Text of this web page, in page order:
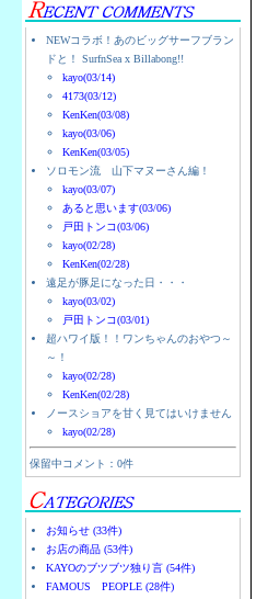
NEWコラボ！あのビッグサーフブラン
ドと！ SurfnSea x Billabong!!
kayo(03/14)
4173(03/12)
KenKen(03/08)
kayo(03/06)
KenKen(03/05)
ソロモン流 山下マヌーさん編！
kayo(03/07)
あると思います(03/06)
戸田トンコ(03/06)
kayo(02/28)
KenKen(02/28)
遠足が豚足になった日・・・
kayo(03/02)
戸田トンコ(03/01)
超ハワイ版！！ワンちゃんのおやつ～
～！
kayo(02/28)
KenKen(02/28)
ノースショアを甘く見てはいけません
kayo(02/28)
保留中コメント：0件
お知らせ (33件)
お店の商品 (53件)
KAYOのブツブツ独り言 (54件)
FAMOUS PEOPLE (28件)